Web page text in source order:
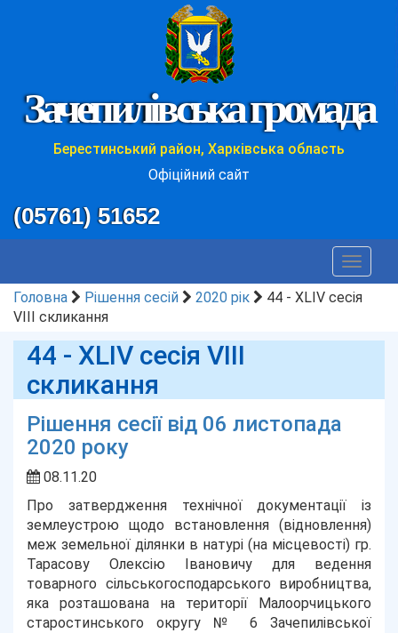
Зачепилівська громада
Берестинський район, Харківська область
Офіційний сайт
(05761) 51652
Toggle
Головна
Рішення сесій 2020 рік
44 - XLIV сесія
VIII скликання
44 - XLIV сесія VIII
скликання
Рішення сесії від 06 листопада
2020 року
08.11.20
Про затвердження технічної документації із
землеустрою щодо встановлення (відновлення)
меж земельної ділянки в натурі (на місцевості) гр.
Тарасову Олексію Івановичу для ведення
товарного сільськогосподарського виробництва,
яка розташована на території Малоорчицького
старостинського округу № 6 Зачепилівської